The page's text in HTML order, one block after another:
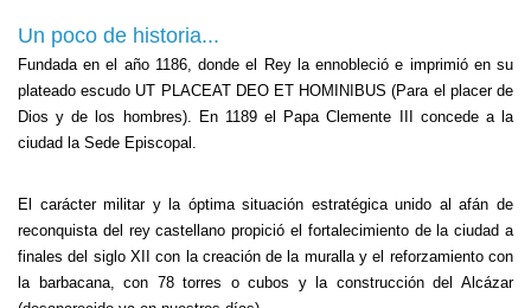
Un poco de historia...
Fundada en el año 1186, donde el Rey la ennobleció e imprimió en su
plateado escudo UT PLACEAT DEO ET HOMINIBUS (Para el placer de
Dios y de los hombres). En 1189 el Papa Clemente III concede a la
ciudad la Sede Episcopal.
El carácter militar y la óptima situación estratégica unido al afán de
reconquista del rey castellano propició el fortalecimiento de la ciudad a
finales del siglo XII con la creación de la muralla y el reforzamiento con
la barbacana, con 78 torres o cubos y la construcción del Alcázar